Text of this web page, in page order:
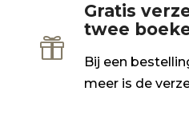

Gratis
twee
Bij een
meer is de